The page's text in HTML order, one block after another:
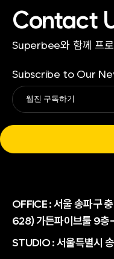
Contact
Superbee와 함께 프
Subscribe to Our
Alternative:
OFFICE :서울 송파구
628) 가든파이브툴 9층
STUDIO : 서울특별시